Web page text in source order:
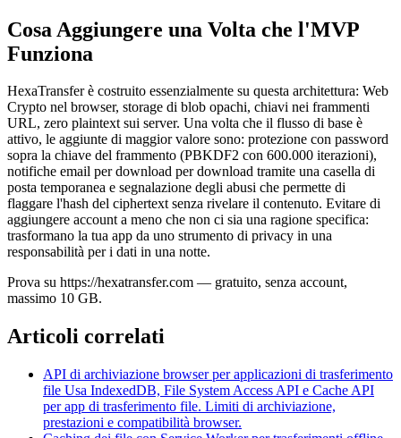
Cosa Aggiungere una Volta che l'MVP
Funziona
HexaTransfer è costruito essenzialmente su questa architettura: Web
Crypto nel browser, storage di blob opachi, chiavi nei frammenti
URL, zero plaintext sui server. Una volta che il flusso di base è
attivo, le aggiunte di maggior valore sono: protezione con password
sopra la chiave del frammento (PBKDF2 con 600.000 iterazioni),
notifiche email per download per download tramite una casella di
posta temporanea e segnalazione degli abusi che permette di
flaggare l'hash del ciphertext senza rivelare il contenuto. Evitare di
aggiungere account a meno che non ci sia una ragione specifica:
trasformano la tua app da uno strumento di privacy in una
responsabilità per i dati in una notte.
Prova su https://hexatransfer.com — gratuito, senza account,
massimo 10 GB.
Articoli correlati
API di archiviazione browser per applicazioni di trasferimento
file Usa IndexedDB, File System Access API e Cache API
per app di trasferimento file. Limiti di archiviazione,
prestazioni e compatibilità browser.